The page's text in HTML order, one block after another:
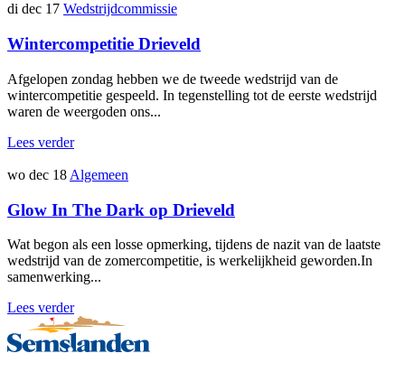
di dec 17 Wedstrijdcommissie
Wintercompetitie Drieveld
Afgelopen zondag hebben we de tweede wedstrijd van de
wintercompetitie gespeeld. In tegenstelling tot de eerste wedstrijd
waren de weergoden ons...
Lees verder
wo dec 18 Algemeen
Glow In The Dark op Drieveld
Wat begon als een losse opmerking, tijdens de nazit van de laatste
wedstrijd van de zomercompetitie, is werkelijkheid geworden.In
samenwerking...
Lees verder